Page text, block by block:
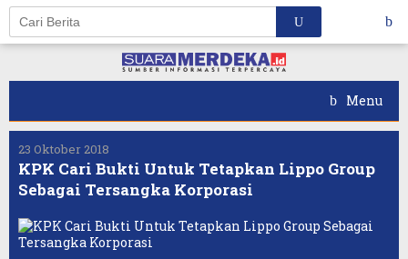
Skip
content
Menu
23 Oktober 2018
KPK Cari Bukti Untuk Tetapkan Lippo Group
Sebagai Tersangka Korporasi